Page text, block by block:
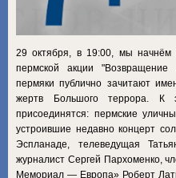
29 октября, в 19:00, мы
пермской акции "Возвращение
пермяки публично зачитают
жертв Большого террора. К
присоединятся: пермские
устроившие недавно концерт
Эспланаде, телеведущая
журналист Сергей Пархоменко,
Мемориал — Европа» Роберт